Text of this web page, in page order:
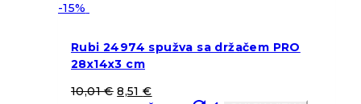
-15%
Rubi 24974 spužva sa držačem PRO
28x14x3 cm
10,01€ 8,51€